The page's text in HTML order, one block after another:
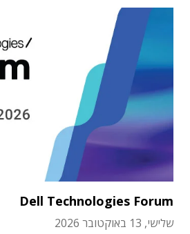
Dell Technologies Forum
שלישי, 13 באוקטובר 2026